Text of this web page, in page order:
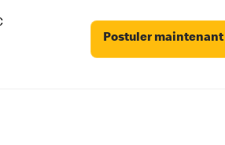
Postuler maintenant